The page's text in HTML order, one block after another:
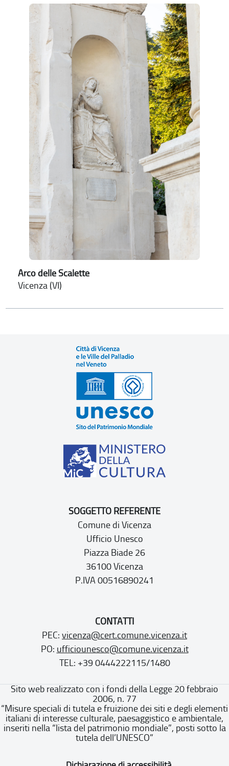
Arco delle Scalette
Vicenza (VI)
SOGGETTO REFERENTE
Comune di Vicenza
Ufficio Unesco
Piazza Biade 26
36100 Vicenza
P.IVA 00516890241
CONTATTI
PEC: vicenza@cert.comune.vicenza.it
PO: ufficiounesco@comune.vicenza.it
TEL: +39 0444222115/1480
Sito web realizzato con i fondi della Legge 20 febbraio
2006, n. 77
“Misure speciali di tutela e fruizione dei siti e degli elementi
italiani di interesse culturale, paesaggistico e ambientale,
inseriti nella “lista del patrimonio mondiale”, posti sotto la
tutela dell’UNESCO”